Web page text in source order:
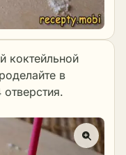
коктейльной
в